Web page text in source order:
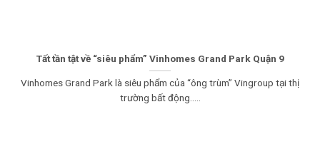
Tất tần tật về “siêu phẩm” Vinhomes Grand Park Quận 9
Vinhomes Grand Park là siêu phẩm của “ông trùm” Vingroup tại thị
trường bất động.....